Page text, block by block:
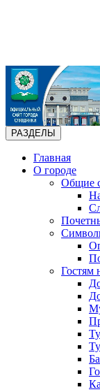
РАЗДЕЛЫ
Главная
О городе
Общие
Гостям